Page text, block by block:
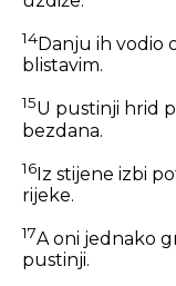
14Danju ih vodio
blistavim.
15U pustinji hrid
bezdana.
16Iz stijene izbi
rijeke.
17A oni jednako
pustinji.